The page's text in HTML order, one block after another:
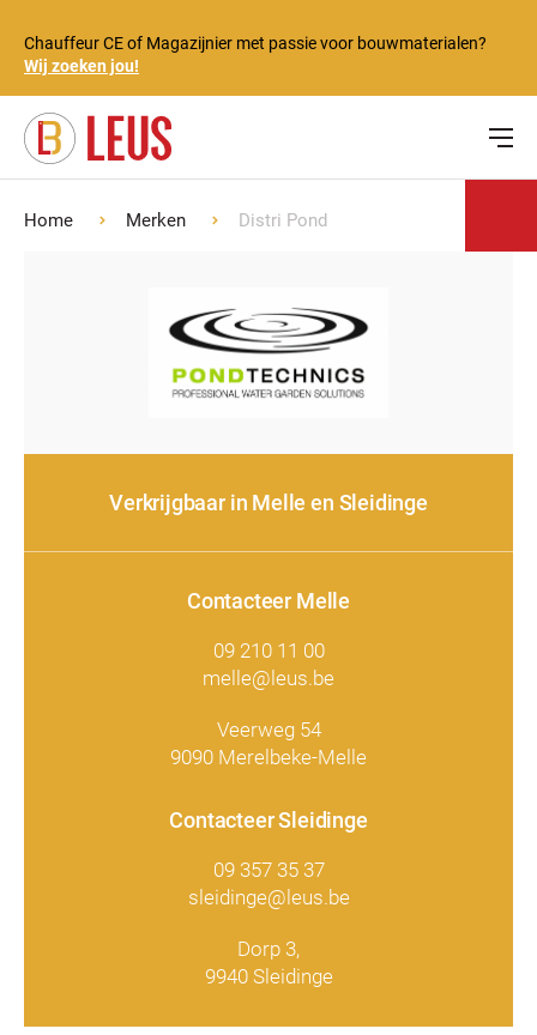
Chauffeur CE of Magazijnier met passie voor bouwmaterialen?
Wij zoeken jou!
Home Merken Distri Pond
Verkrijgbaar in Melle en Sleidinge
Contacteer Melle
09 210 11 00
melle@leus.be
Veerweg 54
9090 Merelbeke-Melle
Contacteer Sleidinge
09 357 35 37
sleidinge@leus.be
Dorp 3,
9940 Sleidinge